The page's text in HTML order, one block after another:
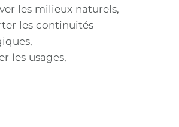
les milieux naturels,
les continuités
les usages,